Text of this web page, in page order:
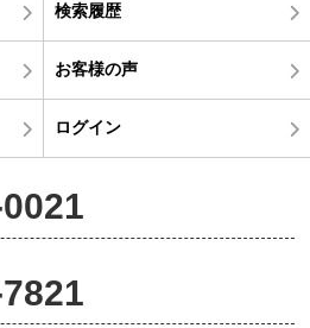
検索履歴
お客様の声
ログイン